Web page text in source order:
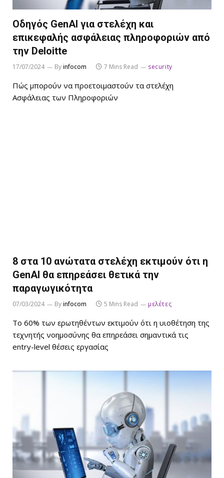
Οδηγός GenAI για στελέχη και
επικεφαλής ασφάλειας πληροφοριών από
την Deloitte
17/07/2024 Byinfocom 7 Mins Read security
Πώς μπορούν να προετοιμαστούν τα στελέχη
Ασφάλειας των Πληροφοριών
8 στα 10 ανώτατα στελέχη εκτιμούν ότι η
GenAI θα επηρεάσει θετικά την
παραγωγικότητα
07/03/2024 Byinfocom 5 Mins Read μελέτες
Το 60% των ερωτηθέντων εκτιμούν ότι η υιοθέτηση της
τεχνητής νοημοσύνης θα επηρεάσει σημαντικά τις
entry-level θέσεις εργασίας